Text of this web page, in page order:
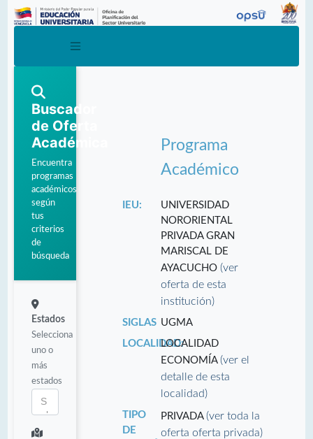
Buscador
de Oferta
Académica
Encuentra
programas
académicos
según
tus
criterios
de
búsqueda
Estados
Selecciona
uno o
más
estados
Programa
Académico
IEU:
UNIVERSIDAD
NORORIENTAL
PRIVADA GRAN
MARISCAL DE
AYACUCHO(ver
oferta de esta
institución)
SIGLAS UGMA
LOCALIDAD:LOCALIDAD
ECONOMÍA(ver el
detalle de esta
localidad)
TIPO
DE
PRIVADA(ver toda la
oferta oferta privada)